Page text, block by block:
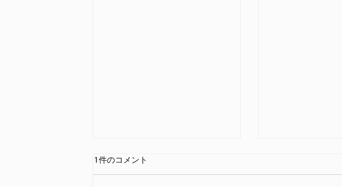
1件のコメント